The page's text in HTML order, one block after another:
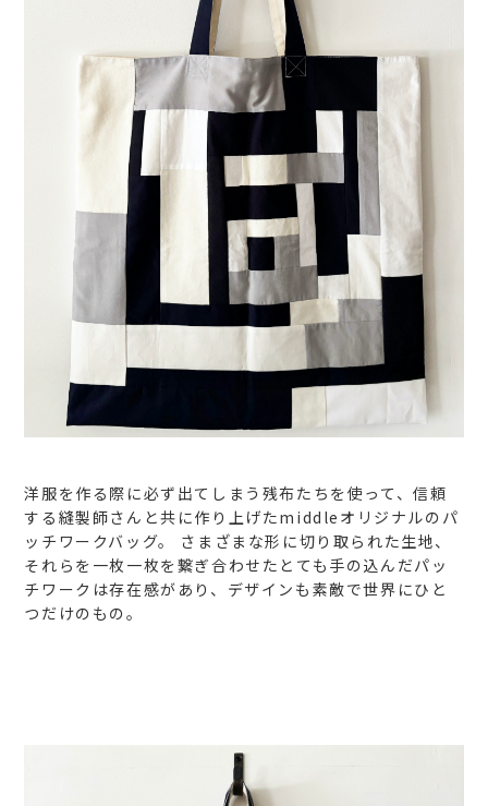
洋服を作る際に必ず出てしまう残布たちを使って、信頼
する縫製師さんと共に作り上げたmiddleオリジナルのパ
ッチワークバッグ。
さまざまな形に切り取られた生地、
それらを一枚一枚を繋ぎ合わせたとても手の込んだパッ
チワークは存在感があり、デザインも素敵で世界にひと
つだけのもの。